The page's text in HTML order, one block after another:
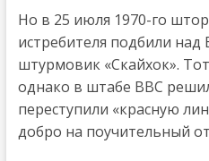
Но в 25 июля 1970-го
истребителя подбили над
штурмовик «Скайхок».
однако в штабе ВВС
переступили «красную
добро на поучительный